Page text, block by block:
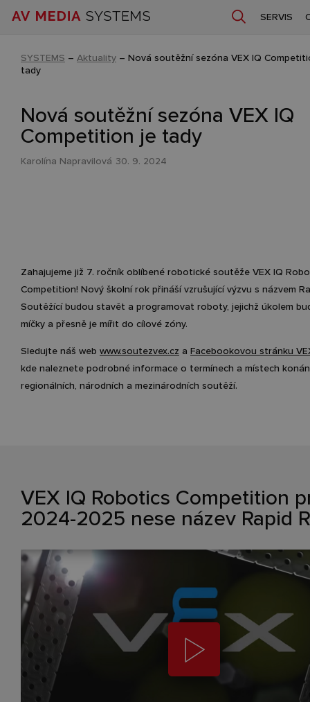
SERVIS
SYSTEMS – Aktuality – Nová soutěžní sezóna VEX IQ
tady
Nová soutěžní sezóna VEX IQ
Competition je tady
Karolína Napravilová 30. 9. 2024
Zahajujeme již 7. ročník oblíbené robotické soutěže VEX IQ
Competition! Nový školní rok přináší vzrušující výzvu s názvem
Soutěžící budou stavět a programovat roboty, jejichž úkolem
míčky a přesně je mířit do cílové zóny.
Sledujte náš web www.soutezvex.cz a Facebookovou stránku
kde naleznete podrobné informace o termínech a místech
regionálních, národních a mezinárodních soutěží.
VEX IQ Robotics Competition
2024-2025 nese název Rapid